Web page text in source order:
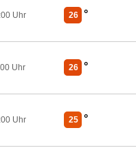
Uhr 26 °
Uhr 26 °
Uhr 25 °